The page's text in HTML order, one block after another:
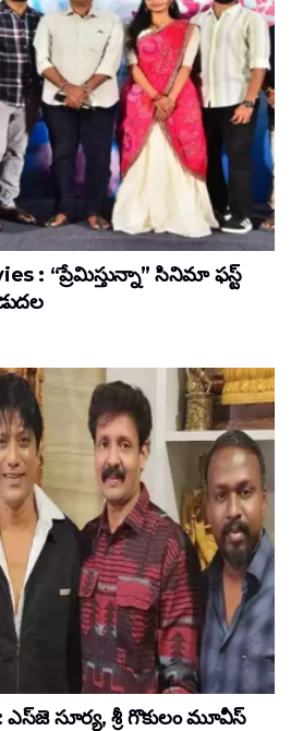
: “ప్రేమిస్తున్నా” సినిమా ఫస్ట్
సూర్య, శ్రీ గొకులం మూవీస్‌